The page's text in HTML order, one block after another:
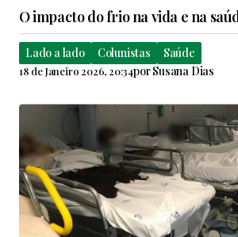
O impacto do frio na vida e na
Lado a lado Colunistas Saúde
18 de Janeiro 2026, 20:34porSusana Dias